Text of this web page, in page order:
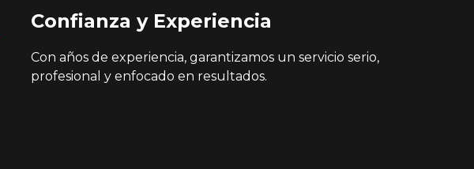
Confianza y Experiencia
Con años de experiencia, garantizamos un servicio serio,
profesional y enfocado en resultados.